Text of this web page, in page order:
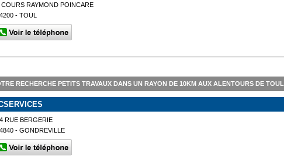
COURS RAYMOND POINCARE
- TOUL
RECHERCHE PETITS TRAVAUX DANS UN RAYON DE 10KM AUX ALENTOURS DE TOUL
RUE BERGERIE
- GONDREVILLE